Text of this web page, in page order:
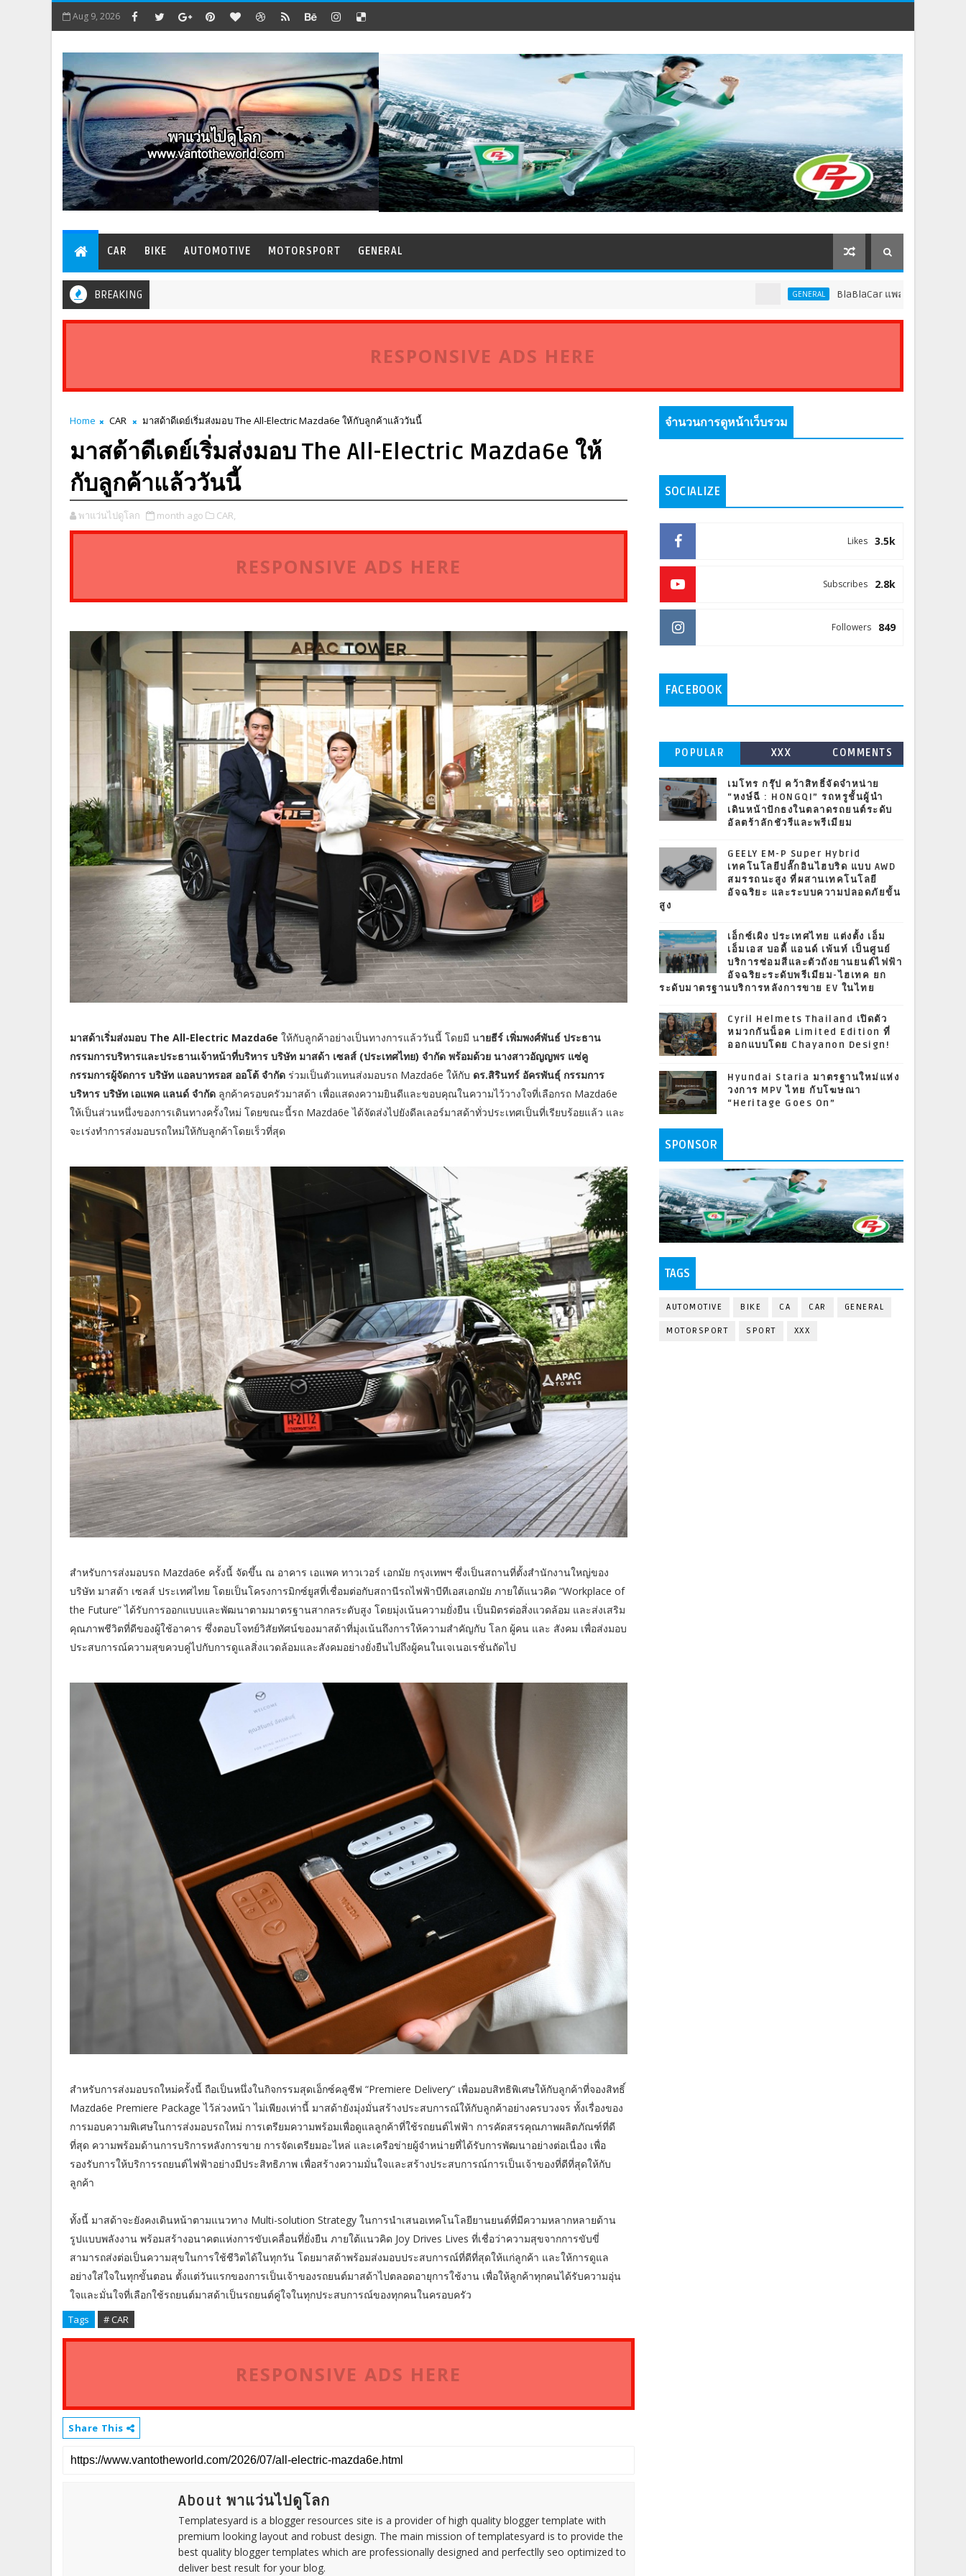
Aug 9, 2026
CAR BIKE AUTOMOTIVE MOTORSPORT GENERAL
BREAKING BlaBlaCar แพลตฟอร์มคาร์พูลชั้นนำระดับ
RESPONSIVE ADS HERE
Home CAR มาสด้าดีเดย์เริ่มส่งมอบ The All-Electric Mazda6e ให้กับลูกค้าแล้ววันนี้
มาสด้าดีเดย์เริ่มส่งมอบ The All-Electric Mazda6e ให้
กับลูกค้าแล้ววันนี้
พาแว่นไปดูโลก month ago CAR,
RESPONSIVE ADS HERE
มาสด้าเริ่มส่งมอบ The All-Electric Mazda6e ให้กับลูกค้าอย่างเป็นทางการแล้ววันนี้ โดยมี นายธีร์ เพิ่มพงศ์พันธ์ ประธาน
กรรมการบริหารและประธานเจ้าหน้าที่บริหาร บริษัท มาสด้า เซลส์ (ประเทศไทย) จำกัด พร้อมด้วย นางสาวอัญญพร แซ่คู
กรรมการผู้จัดการ บริษัท แอลบาทรอส ออโต้ จำกัด ร่วมเป็นตัวแทนส่งมอบรถ Mazda6e ให้กับ ดร.สิรินทร์ อัครพันธุ์ กรรมการ
บริหาร บริษัท เอแพค แลนด์ จำกัด ลูกค้าครอบครัวมาสด้า เพื่อแสดงความยินดีและขอบคุณในความไว้วางใจที่เลือกรถ Mazda6e
ให้เป็นส่วนหนึ่งของการเดินทางครั้งใหม่ โดยขณะนี้รถ Mazda6e ได้จัดส่งไปยังดีลเลอร์มาสด้าทั่วประเทศเป็นที่เรียบร้อยแล้ว และ
จะเร่งทำการส่งมอบรถใหม่ให้กับลูกค้าโดยเร็วที่สุด
สำหรับการส่งมอบรถ Mazda6e ครั้งนี้ จัดขึ้น ณ อาคาร เอแพค ทาวเวอร์ เอกมัย กรุงเทพฯ ซึ่งเป็นสถานที่ตั้งสำนักงานใหญ่ของ
บริษัท มาสด้า เซลส์ ประเทศไทย โดยเป็นโครงการมิกซ์ยูสที่เชื่อมต่อกับสถานีรถไฟฟ้าบีทีเอสเอกมัย ภายใต้แนวคิด “Workplace of
the Future” ได้รับการออกแบบและพัฒนาตามมาตรฐานสากลระดับสูง โดยมุ่งเน้นความยั่งยืน เป็นมิตรต่อสิ่งแวดล้อม และส่งเสริม
คุณภาพชีวิตที่ดีของผู้ใช้อาคาร ซึ่งตอบโจทย์วิสัยทัศน์ของมาสด้าที่มุ่งเน้นถึงการให้ความสำคัญกับ โลก ผู้คน และ สังคม เพื่อส่งมอบ
ประสบการณ์ความสุขควบคู่ไปกับการดูแลสิ่งแวดล้อมและสังคมอย่างยั่งยืนไปถึงผู้คนในเจเนอเรชั่นถัดไป
สำหรับการส่งมอบรถใหม่ครั้งนี้ ถือเป็นหนึ่งในกิจกรรมสุดเอ็กซ์คลูซีฟ “Premiere Delivery” เพื่อมอบสิทธิพิเศษให้กับลูกค้าที่จองสิทธิ์
Mazda6e Premiere Package ไว้ล่วงหน้า ไม่เพียงเท่านี้ มาสด้ายังมุ่งมั่นสร้างประสบการณ์ให้กับลูกค้าอย่างครบวงจร ทั้งเรื่องของ
การมอบความพิเศษในการส่งมอบรถใหม่ การเตรียมความพร้อมเพื่อดูแลลูกค้าที่ใช้รถยนต์ไฟฟ้า การคัดสรรคุณภาพผลิตภัณฑ์ที่ดี
ที่สุด ความพร้อมด้านการบริการหลังการขาย การจัดเตรียมอะไหล่ และเครือข่ายผู้จำหน่ายที่ได้รับการพัฒนาอย่างต่อเนื่อง เพื่อ
รองรับการให้บริการรถยนต์ไฟฟ้าอย่างมีประสิทธิภาพ เพื่อสร้างความมั่นใจและสร้างประสบการณ์การเป็นเจ้าของที่ดีที่สุดให้กับ
ลูกค้า
ทั้งนี้ มาสด้าจะยังคงเดินหน้าตามแนวทาง Multi-solution Strategy ในการนำเสนอเทคโนโลยียานยนต์ที่มีความหลากหลายด้าน
รูปแบบพลังงาน พร้อมสร้างอนาคตแห่งการขับเคลื่อนที่ยั่งยืน ภายใต้แนวคิด Joy Drives Lives ที่เชื่อว่าความสุขจากการขับขี่
สามารถส่งต่อเป็นความสุขในการใช้ชีวิตได้ในทุกวัน โดยมาสด้าพร้อมส่งมอบประสบการณ์ที่ดีที่สุดให้แก่ลูกค้า และให้การดูแล
อย่างใส่ใจในทุกขั้นตอน ตั้งแต่วันแรกของการเป็นเจ้าของรถยนต์มาสด้าไปตลอดอายุการใช้งาน เพื่อให้ลูกค้าทุกคนได้รับความอุ่น
ใจและมั่นใจที่เลือกใช้รถยนต์มาสด้าเป็นรถยนต์คู่ใจในทุกประสบการณ์ของทุกคนในครอบครัว
Tags # CAR
RESPONSIVE ADS HERE
Share This
About พาแว่นไปดูโลก
Templatesyard is a blogger resources site is a provider of high quality blogger template with
premium looking layout and robust design. The main mission of templatesyard is to provide the
best quality blogger templates which are professionally designed and perfectlly seo optimized to
deliver best result for your blog.
จำนวนการดูหน้าเว็บรวม
SOCIALIZE
3.5k
Likes
2.8k
Subscribes
849
Followers
FACEBOOK
POPULAR XXX COMMENTS
เมโทร กรุ๊ป คว้าสิทธิ์จัดจำหน่าย
“หงษ์ฉี : HONGQI” รถหรูชั้นผู้นำ
เดินหน้าปักธงในตลาดรถยนต์ระดับ
อัลตร้าลักชัวรีและพรีเมียม
GEELY EM-P Super Hybrid
เทคโนโลยีปลั๊กอินไฮบริด แบบ AWD
สมรรถนะสูง ที่ผสานเทคโนโลยี
อัจฉริยะ และระบบความปลอดภัยขั้น
สูง
เอ็กซ์เผิง ประเทศไทย แต่งตั้ง เอ็ม
เอ็มเอส บอดี้ แอนด์ เพ้นท์ เป็นศูนย์
บริการซ่อมสีและตัวถังยานยนต์ไฟฟ้า
อัจฉริยะระดับพรีเมียม-ไฮเทค ยก
ระดับมาตรฐานบริการหลังการขาย EV ในไทย
Cyril Helmets Thailand เปิดตัว
หมวกกันน็อค Limited Edition ที่
ออกแบบโดย Chayanon Design!
Hyundai Staria มาตรฐานใหม่แห่ง
วงการ MPV ไทย กับโฆษณา
“Heritage Goes On”
SPONSOR
TAGS
AUTOMOTIVE BIKE CA CAR GENERAL
MOTORSPORT SPORT XXX